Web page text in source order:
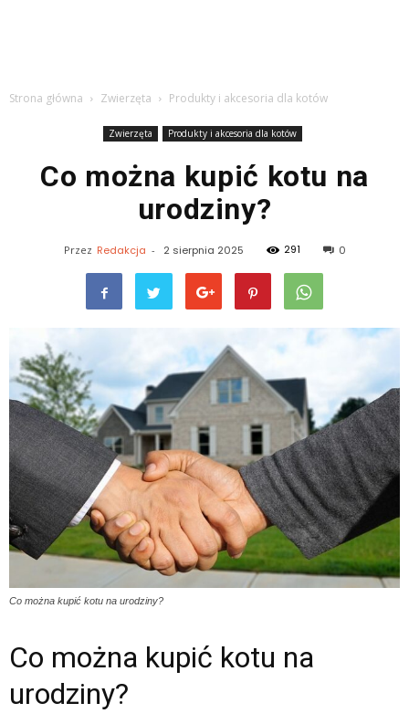
Strona główna Zwierzęta Produkty i akcesoria dla kotów
Zwierzęta Produkty i akcesoria dla kotów
Co można kupić kotu na
urodziny?
Przez Redakcja - 2 sierpnia 2025 291 0
Co można kupić kotu na urodziny?
Co można kupić kotu na
urodziny?